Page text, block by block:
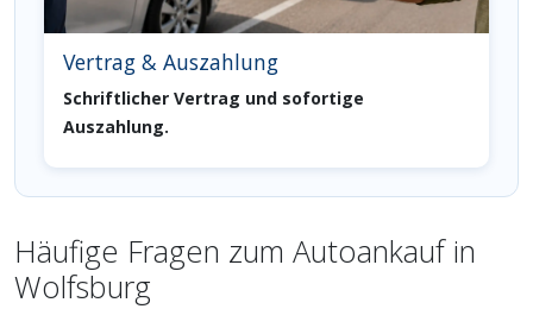
Vertrag & Auszahlung
Schriftlicher Vertrag und sofortige
Auszahlung.
Häufige Fragen zum Autoankauf in
Wolfsburg